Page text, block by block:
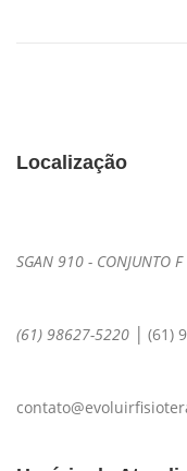
Localização
SGAN 910 - CONJUNTO F
(61) 98627-5220 | (61)